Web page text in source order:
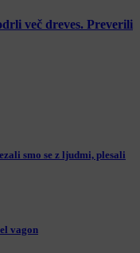
več dreves. Preverili
smo se z ljudmi, plesali
vagon